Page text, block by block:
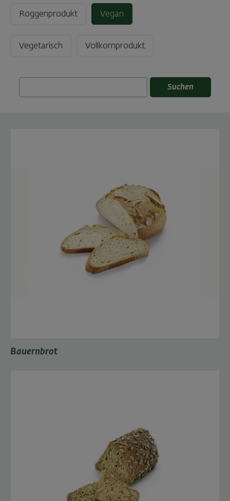
Roggenprodukt Vegan
Vegetarisch Vollkornprodukt
Suchen
Bauernbrot